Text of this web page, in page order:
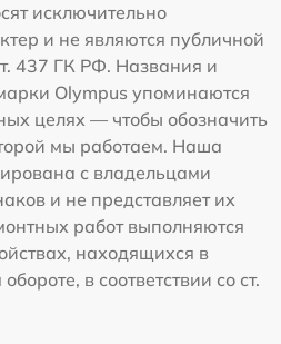
исключительно
и не являются публичной
437 ГК РФ. Названия и
Olympus упоминаются
целях — чтобы обозначить
мы работаем. Наша
с владельцами
и не представляет их
работ выполняются
находящихся в
в соответствии со ст.